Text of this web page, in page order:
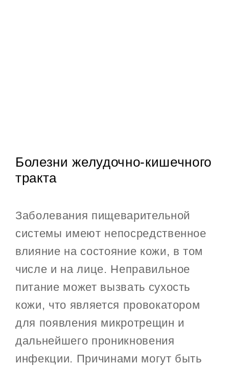
Болезни желудочно-кишечного
тракта
Заболевания пищеварительной
системы имеют непосредственное
влияние на состояние кожи, в том
числе и на лице. Неправильное
питание может вызвать сухость
кожи, что является провокатором
для появления микротрещин и
дальнейшего проникновения
инфекции. Причинами могут быть